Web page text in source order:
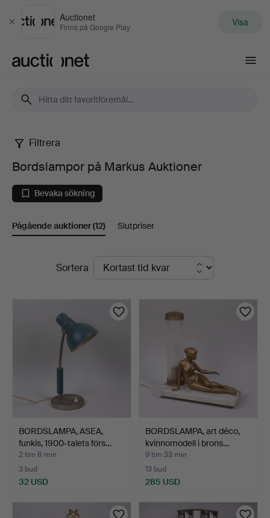
Stäng
Auctionet
Finns på Google Play Visa
Bordslampor
på
Markus
Auktioner
Filtrera
Bordslampor på Markus Auktioner
Bevaka sökning
Pågående auktioner(12) Slutpriser
PågåendeSortera
BORDSLAMPA, ASEA,
funkis, 1900-talets förs…
2 tim 8 min
3 bud
32 USD
BORDSLAMPA, art déco,
kvinnomodell i brons…
9 tim 33 min
13 bud
285 USD